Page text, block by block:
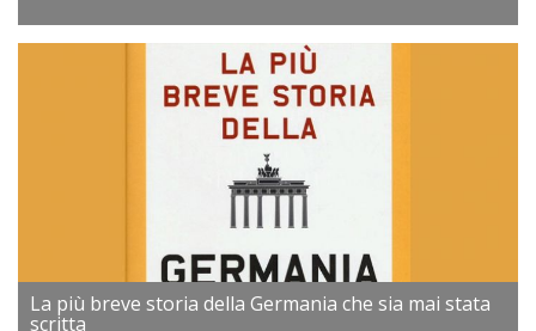
La più breve storia della Germania che sia mai stata
scritta